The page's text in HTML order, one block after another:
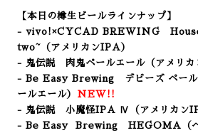
【本日の樽生ビールラインナップ】
- vivo!×CYCAD BREWING
two~（アメリカンIPA）
- 鬼伝説 肉鬼ペールエール （アメリ
- Be Easy Brewing デビーズ ペール
ールエール） NEW!!
- 鬼伝説 小魔怪IPA Ⅳ
（アメリカン
- Be Easy Brewing HEGOMA（